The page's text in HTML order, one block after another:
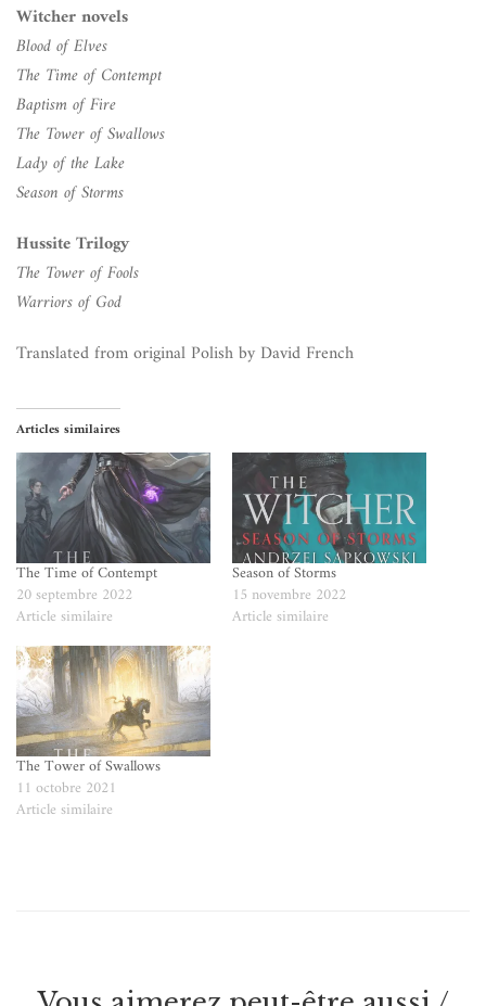
Witcher novels
Blood of Elves
The Time of Contempt
Baptism of Fire
The Tower of Swallows
Lady of the Lake
Season of Storms
Hussite Trilogy
The Tower of Fools
Warriors of God
Translated from original Polish by David French
Articles similaires
The Time of Contempt
20 septembre 2022
Article similaire
Season of Storms
15 novembre 2022
Article similaire
The Tower of Swallows
11 octobre 2021
Article similaire